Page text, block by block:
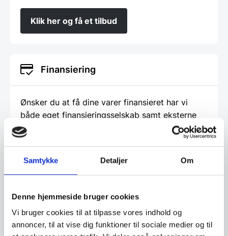
Samtykke Detaljer Om
Denne hjemmeside bruger cookies
Vi bruger cookies til at tilpasse vores indhold og
annoncer, til at vise dig funktioner til sociale medier og til
Klik her og få et tilbud
Finansiering
Ønsker du at få dine varer finansieret har vi
både eget finansieringsselskab samt eksterne
samarbejdspartnere. Du findes vores beregner
og ansøgningsskema her:
Beregn og ansøg her
Har du spørgsmål til varen? Klik her